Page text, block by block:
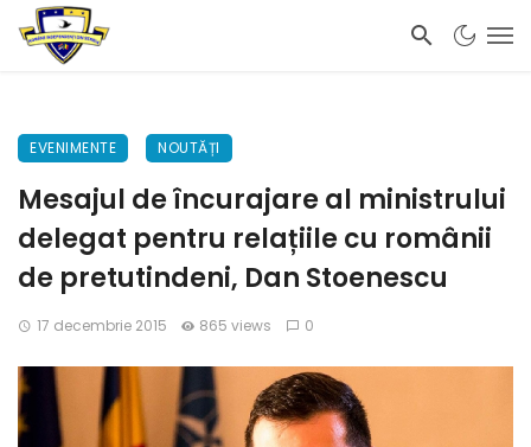
EVENIMENTE NOUTĂȚI
Mesajul de încurajare al ministrului
delegat pentru relațiile cu românii
de pretutindeni, Dan Stoenescu
17 decembrie 2015 865 views 0